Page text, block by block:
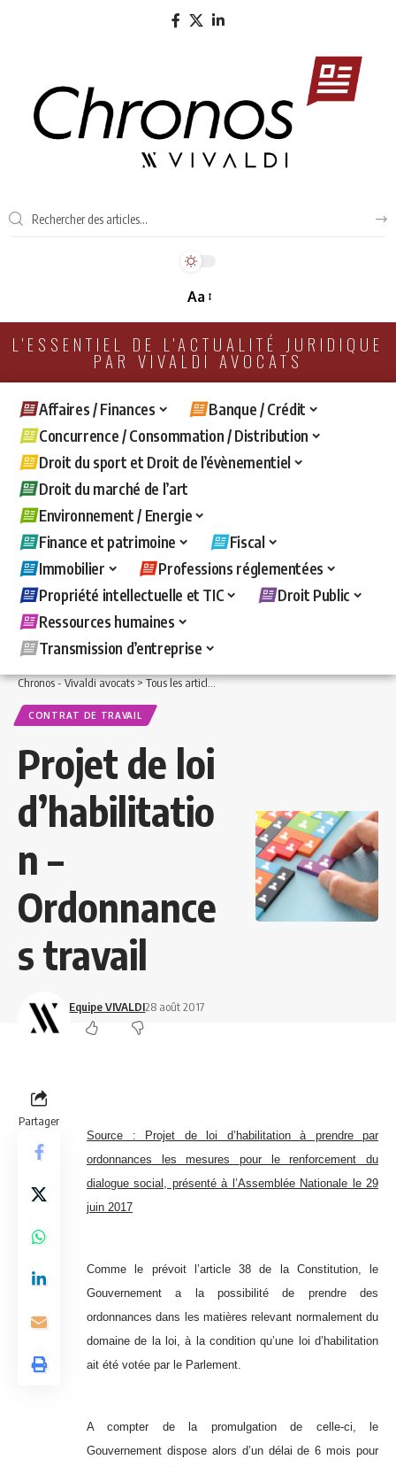
Aa
L'ESSENTIEL DE L'ACTUALITÉ JURIDIQUE
PAR VIVALDI AVOCATS
Affaires / Finances
Banque / Crédit
Concurrence / Consommation / Distribution
Droit du sport et Droit de l’évènementiel
Droit du marché de l’art
Environnement / Energie
Finance et patrimoine
Fiscal
Immobilier
Professions réglementées
Propriété intellectuelle et TIC
Droit Public
Ressources humaines
Transmission d’entreprise
Chronos - Vivaldi avocats>Tous les articles >Ressources humaines>Contrat de
CONTRAT DE TRAVAIL
Projet de loi
d’habilitatio
n –
Ordonnance
s travail
Equipe VIVALDI28 août 2017
Partager
Source :
Projet de loi d’habilitation à prendre par
ordonnances les mesures pour le renforcement du
dialogue social, présenté à l’Assemblée Nationale le 29
juin 2017
Comme le prévoit l’article 38 de la Constitution, le
Gouvernement a la possibilité de prendre des
ordonnances dans les matières relevant normalement du
domaine de la loi, à la condition qu’une loi d’habilitation
ait été votée par le Parlement.
A compter de la promulgation de celle-ci, le
Gouvernement dispose alors d’un délai de 6 mois pour